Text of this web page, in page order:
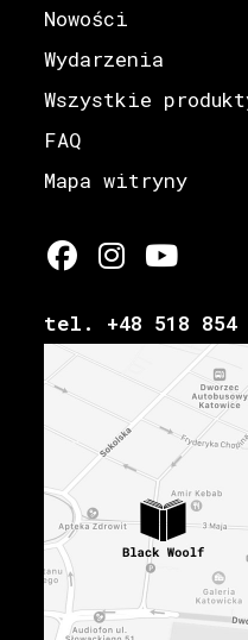
Nowości
Wydarzenia
Wszystkie
FAQ
Mapa witryny
tel. +48 518 854